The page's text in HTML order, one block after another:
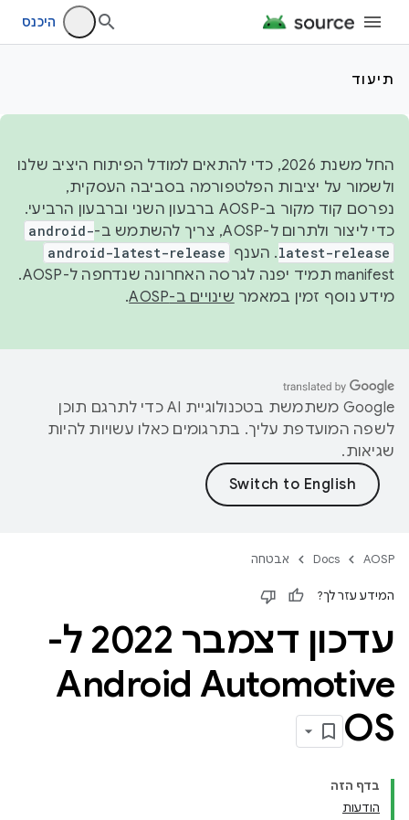
היכנס
תיעוד
החל משנת 2026, כדי להתאים למודל הפיתוח היציב שלנו
ולשמור על יציבות הפלטפורמה בסביבה העסקית,
נפרסם קוד מקור ב-AOSP ברבעון השני וברבעון הרביעי.
כדי ליצור ולתרום ל-AOSP, צריך להשתמש ב-
android-
latest-release. הענף android-latest-release
manifest תמיד יפנה לגרסה האחרונה שנדחפה ל-AOSP.
מידע נוסף זמין במאמר שינויים ב-AOSP .
‫Google משתמשת בטכנולוגיית AI כדי לתרגם תוכן
לשפה המועדפת עליך. בתרגומים כאלו עשויות להיות
שגיאות.
AOSP
Docs אבטחה
המידע עזר לך?
עדכון דצמבר 2022 ל-
Android Automotive
OS
בדף הזה
הודעות